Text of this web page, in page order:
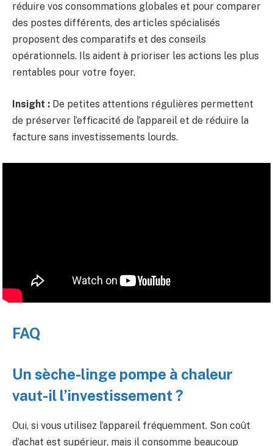
réduire vos consommations globales et pour comparer
des postes différents, des articles spécialisés
proposent des comparatifs et des conseils
opérationnels. Ils aident à prioriser les actions les plus
rentables pour votre foyer.
Insight : De petites attentions régulières permettent
de préserver l’efficacité de l’appareil et de réduire la
facture sans investissements lourds.
FAQ
Un sèche-linge pompe à chaleur
vaut-il l’investissement ?
Oui, si vous utilisez l’appareil fréquemment. Son coût
d’achat est supérieur, mais il consomme beaucoup